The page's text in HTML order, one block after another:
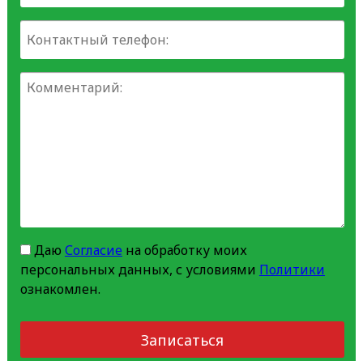
Даю Согласиена обработку моих
персональных данных, с условиями Политики
ознакомлен.
Записаться